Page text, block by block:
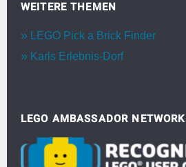
WEITERE THEMEN
LEGO Pick a Brick Finder
Karls Erlebnis-Dorf
LEGO AMBASSADOR NETWORK